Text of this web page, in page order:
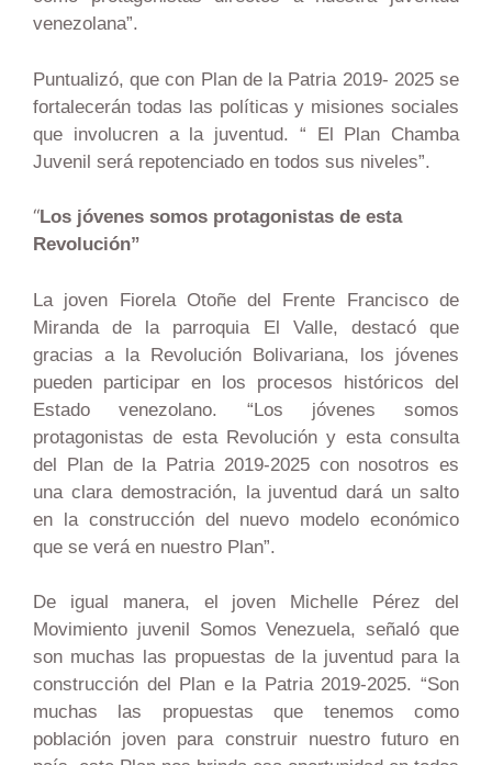
venezolana”.
Puntualizó, que con Plan de la Patria 2019- 2025 se
fortalecerán todas las políticas y misiones sociales
que involucren a la juventud. “ El Plan Chamba
Juvenil será repotenciado en todos sus niveles”.
“Los jóvenes somos protagonistas de esta
Revolución”
La joven Fiorela Otoñe del Frente Francisco de
Miranda de la parroquia El Valle, destacó que
gracias a la Revolución Bolivariana, los jóvenes
pueden participar en los procesos históricos del
Estado venezolano. “Los jóvenes somos
protagonistas de esta Revolución y esta consulta
del Plan de la Patria 2019-2025 con nosotros es
una clara demostración, la juventud dará un salto
en la construcción del nuevo modelo económico
que se verá en nuestro Plan”.
De igual manera, el joven Michelle Pérez del
Movimiento juvenil Somos Venezuela, señaló que
son muchas las propuestas de la juventud para la
construcción del Plan e la Patria 2019-2025. “Son
muchas las propuestas que tenemos como
población joven para construir nuestro futuro en